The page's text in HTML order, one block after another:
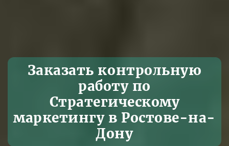
Заказать контрольную
работу по
Стратегическому
маркетингу в Ростове-на-
Дону